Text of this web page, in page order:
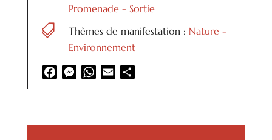
Promenade - Sortie
 Thèmes de manifestation : Nature -
Environnement
FacebookMessenger
WhatsApp
Email